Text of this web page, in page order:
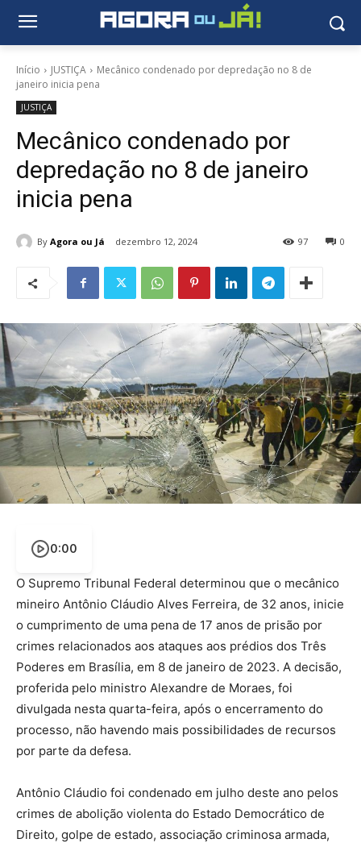
Início JUSTIÇA
Mecânico condenado por depredação no 8 de
janeiro inicia pena
JUSTIÇA
Mecânico condenado por
depredação no 8 de janeiro
inicia pena
By Agora ou Já dezembro 12, 2024 0
97
0:00
O Supremo Tribunal Federal determinou que o mecânico
mineiro Antônio Cláudio Alves Ferreira, de 32 anos, inicie
o cumprimento de uma pena de 17 anos de prisão por
crimes relacionados aos ataques aos prédios dos Três
Poderes em Brasília, em 8 de janeiro de 2023. A decisão,
proferida pelo ministro Alexandre de Moraes, foi
divulgada nesta quarta-feira, após o encerramento do
processo, não havendo mais possibilidades de recursos
por parte da defesa.
Antônio Cláudio foi condenado em julho deste ano pelos
crimes de abolição violenta do Estado Democrático de
Direito, golpe de estado, associação criminosa armada,